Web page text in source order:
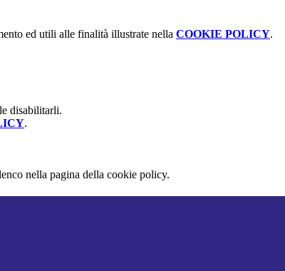
ed utili alle finalità illustrate nella COOKIE POLICY.
disabilitarli.
.
nella pagina della cookie policy.